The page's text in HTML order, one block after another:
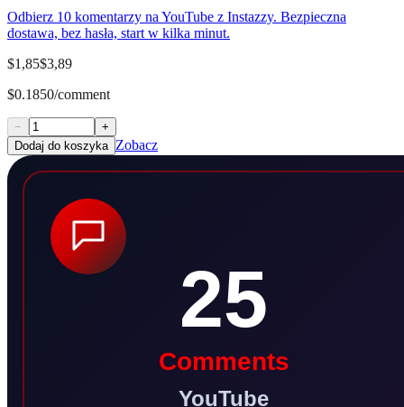
Odbierz 10 komentarzy na YouTube z Instazzy. Bezpieczna
dostawa, bez hasła, start w kilka minut.
$1,85$3,89
$0.1850/comment
−
+
Dodaj do koszyka Zobacz